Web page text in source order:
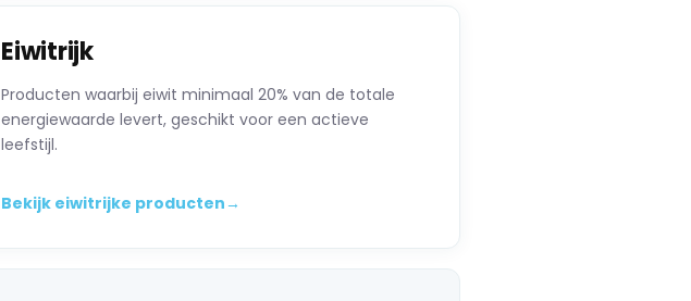
Eiwitrijk
Producten waarbij eiwit minimaal 20% van de totale
energiewaarde levert, geschikt voor een actieve
leefstijl.
Bekijk eiwitrijke producten→